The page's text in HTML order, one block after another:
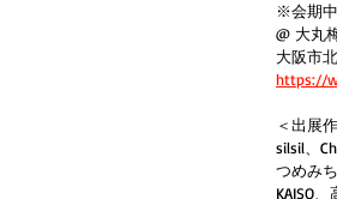
※会期
@ 大丸
大阪市
https://
＜出展
silsil、
つめみ
KAISO